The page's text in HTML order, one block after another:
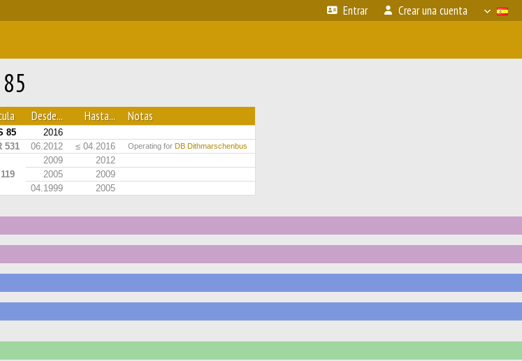
Entrar Crear una cuenta
Desde... Hasta... Notas
85 2016
531 06.2012 ≤ 04.2016 Operating for DB Dithmarschenbus
2009
2012
2005
2009
04.1999 2005